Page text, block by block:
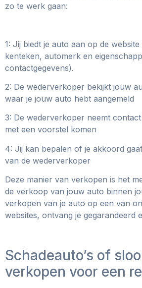
zo te werk gaan:
1: Jij biedt je auto aan op de
kenteken, automerk en
contactgegevens).
2: De wederverkoper bekijkt jouw
waar je jouw auto hebt aangemeld
3: De wederverkoper neemt
met een voorstel komen
4: Jij kan bepalen of je akkoord
van de wederverkoper
Deze manier van verkopen is het
de verkoop van jouw auto binnen
verkopen van je auto op een van
websites, ontvang je gegarandeerd
Schadeauto’s of
verkopen voor een